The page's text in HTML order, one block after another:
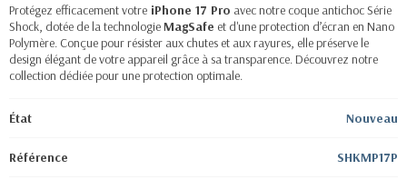
Protégez efficacement votre iPhone 17 Pro avec notre coque antichoc Série
Shock, dotée de la technologieMagSafe et d'une protection d’écran en Nano
Polymère. Conçue pour résister aux chutes et aux rayures, elle préserve le
design élégant de votre appareil grâce à sa transparence. Découvrez notre
collection dédiée pour une protection optimale.
État Nouveau
Référence SHKMP17P